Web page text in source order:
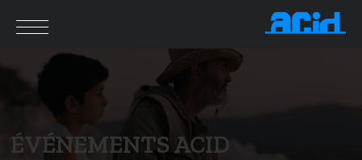
ÉVÉNEMENTS ACID